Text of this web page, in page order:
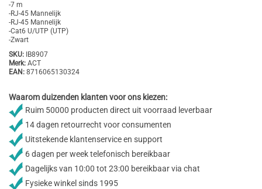
-7 m
-RJ-45 Mannelijk
-RJ-45 Mannelijk
-Cat6 U/UTP (UTP)
-Zwart
SKU: IB8907
Merk: ACT
EAN: 8716065130324
Waarom duizenden klanten voor ons kiezen:
Ruim 50000 producten direct uit voorraad leverbaar
14 dagen retourrecht voor consumenten
Uitstekende klantenservice en support
6 dagen per week telefonisch bereikbaar
Dagelijks van 10:00 tot 23:00 bereikbaar via chat
Fysieke winkel sinds 1995